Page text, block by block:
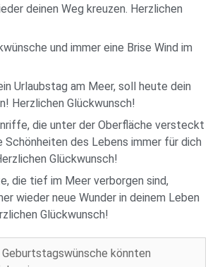
deinen Weg kreuzen. Herzlichen
und immer eine Brise Wind im
Urlaubstag am Meer, soll heute dein
Herzlichen Glückwunsch!
die unter der Oberfläche versteckt
Schönheiten des Lebens immer für dich
Glückwunsch!
die tief im Meer verborgen sind,
wieder neue Wunder in deinem Leben
Glückwunsch!
könnten